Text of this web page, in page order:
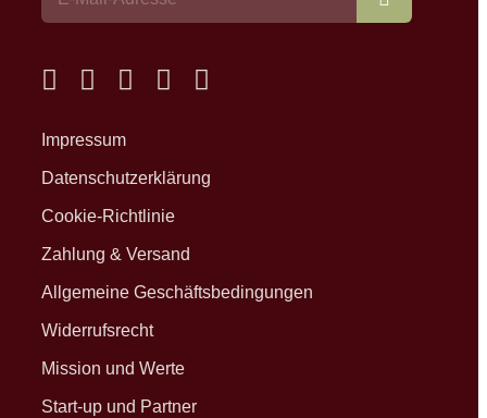
Impressum
Datenschutzerklärung
Cookie-Richtlinie
Zahlung & Versand
Allgemeine Geschäftsbedingungen
Widerrufsrecht
Mission und Werte
Start-up und Partner